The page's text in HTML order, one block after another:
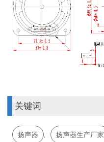
关键词
扬声器 扬声器生产厂家